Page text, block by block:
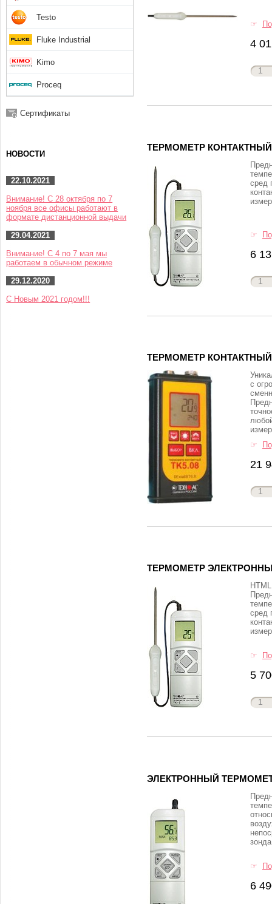
☞
4
ТЕРМОМЕТР КОНТАКТНЫЙ
сред
☞
6
ТЕРМОМЕТР КОНТАКТНЫЙ
с
☞
21
ТЕРМОМЕТР
сред
☞
5
ЭЛЕКТРОННЫЙ
☞
6
Testo
Fluke Industrial
Kimo
Proceq
Сертификаты
НОВОСТИ
22.10.2021
Внимание! С 28 октября по 7
ноября все офисы работают в
формате дистанционной выдачи
29.04.2021
Внимание! С 4 по 7 мая мы
работаем в обычном режиме
29.12.2020
С Новым 2021 годом!!!